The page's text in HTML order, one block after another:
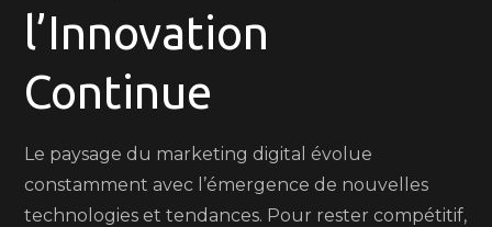
l’Innovation
Continue
Le paysage du marketing digital évolue
constamment avec l’émergence de nouvelles
technologies et tendances. Pour rester compétitif,